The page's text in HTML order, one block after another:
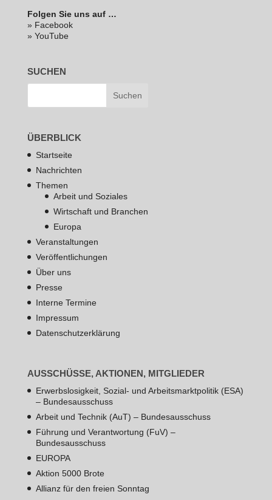
Folgen Sie uns auf …
» Facebook
» YouTube
SUCHEN
ÜBERBLICK
Startseite
Nachrichten
Themen
Arbeit und Soziales
Wirtschaft und Branchen
Europa
Veranstaltungen
Veröffentlichungen
Über uns
Presse
Interne Termine
Impressum
Datenschutzerklärung
AUSSCHÜSSE, AKTIONEN, MITGLIEDER
Erwerbslosigkeit, Sozial- und Arbeitsmarktpolitik (ESA)
– Bundesausschuss
Arbeit und Technik (AuT) – Bundesausschuss
Führung und Verantwortung (FuV) –
Bundesausschuss
EUROPA
Aktion 5000 Brote
Allianz für den freien Sonntag